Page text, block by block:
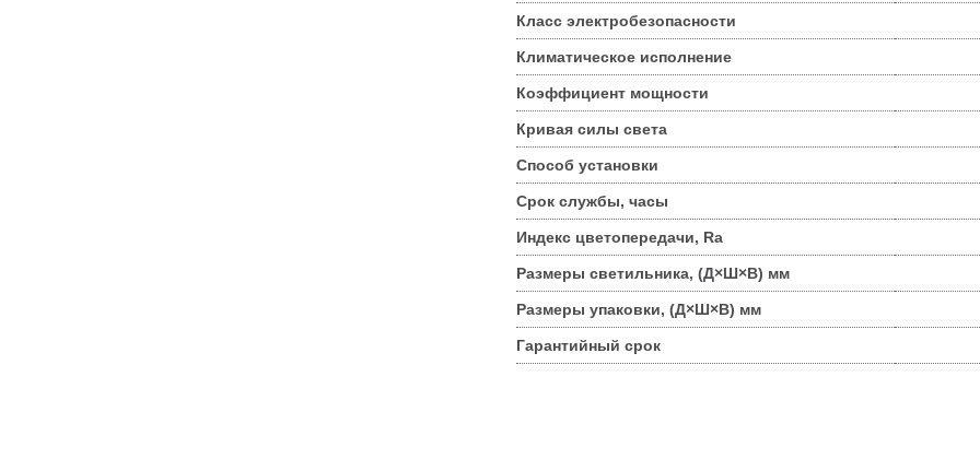
Класс электробезопасности
Климатическое исполнение
Коэффициент мощности
Кривая силы света
Способ установки
Срок службы, часы
Индекс цветопередачи, Ra
Размеры светильника, (Д×Ш×В) мм
Размеры упаковки, (Д×Ш×В) мм
Гарантийный срок